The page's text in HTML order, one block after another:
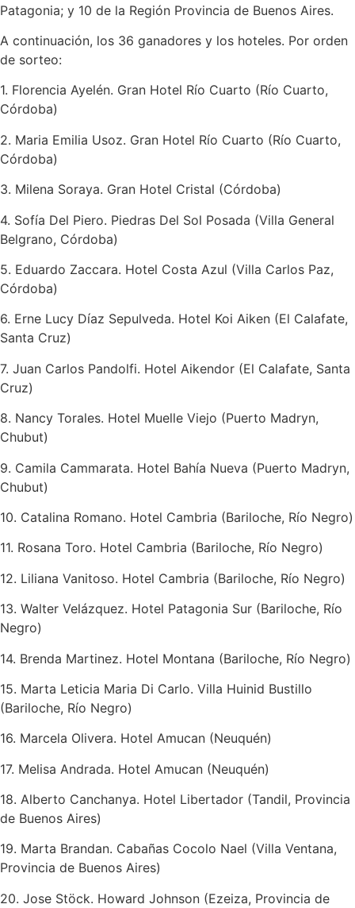
Patagonia; y 10 de la Región Provincia de Buenos Aires.
A continuación, los 36 ganadores y los hoteles. Por orden
de sorteo:
1. Florencia Ayelén. Gran Hotel Río Cuarto (Río Cuarto,
Córdoba)
2. Maria Emilia Usoz. Gran Hotel Río Cuarto (Río Cuarto,
Córdoba)
3. Milena Soraya. Gran Hotel Cristal (Córdoba)
4. Sofía Del Piero. Piedras Del Sol Posada (Villa General
Belgrano, Córdoba)
5. Eduardo Zaccara. Hotel Costa Azul (Villa Carlos Paz,
Córdoba)
6. Erne Lucy Díaz Sepulveda. Hotel Koi Aiken (El Calafate,
Santa Cruz)
7. Juan Carlos Pandolfi. Hotel Aikendor (El Calafate, Santa
Cruz)
8. Nancy Torales. Hotel Muelle Viejo (Puerto Madryn,
Chubut)
9. Camila Cammarata. Hotel Bahía Nueva (Puerto Madryn,
Chubut)
10. Catalina Romano. Hotel Cambria (Bariloche, Río Negro)
11. Rosana Toro. Hotel Cambria (Bariloche, Río Negro)
12. Liliana Vanitoso. Hotel Cambria (Bariloche, Río Negro)
13. Walter Velázquez. Hotel Patagonia Sur (Bariloche, Río
Negro)
14. Brenda Martinez. Hotel Montana (Bariloche, Río Negro)
15. Marta Leticia Maria Di Carlo. Villa Huinid Bustillo
(Bariloche, Río Negro)
16. Marcela Olivera. Hotel Amucan (Neuquén)
17. Melisa Andrada. Hotel Amucan (Neuquén)
18. Alberto Canchanya. Hotel Libertador (Tandil, Provincia
de Buenos Aires)
19. Marta Brandan. Cabañas Cocolo Nael (Villa Ventana,
Provincia de Buenos Aires)
20. Jose Stöck. Howard Johnson (Ezeiza, Provincia de